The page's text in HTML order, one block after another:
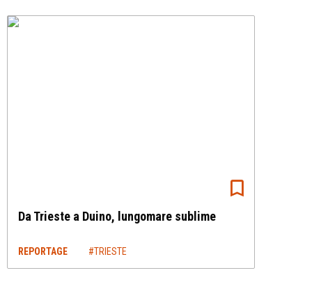
Da Trieste a Duino, lungomare sublime
REPORTAGE #TRIESTE